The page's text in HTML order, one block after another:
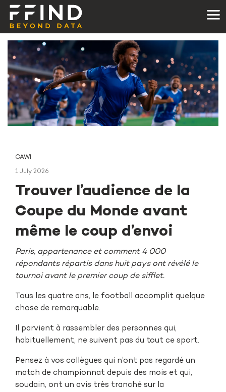
CAWI
1 July 2026
Trouver l’audience de la
Coupe du Monde avant
même le coup d’envoi
Paris, appartenance et comment 4 000
répondants répartis dans huit pays ont révélé le
tournoi avant le premier coup de sifflet.
Tous les quatre ans, le football accomplit quelque
chose de remarquable.
Il parvient à rassembler des personnes qui,
habituellement, ne suivent pas du tout ce sport.
Pensez à vos collègues qui n’ont pas regardé un
match de championnat depuis des mois et qui,
soudain, ont un avis très tranché sur la